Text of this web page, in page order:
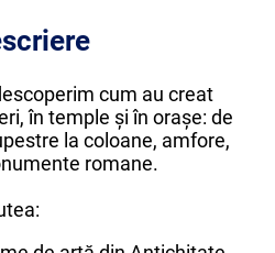
cum au creat
în temple și în orașe: de
la coloane, amfore,
romane.